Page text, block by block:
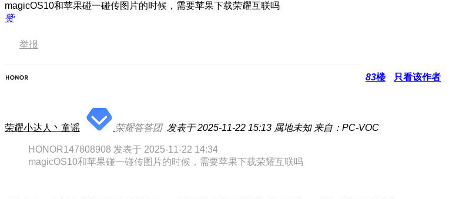
magicOS10和苹果碰一碰传图片的时候，需要苹果下载荣耀互联吗
赞
举报
83楼 只看该作者
荣耀小达人丶童谣 荣耀答答团 发表于 2025-11-22 15:13 属地未知 来自：PC-VOC
HONOR147808908 发表于 2025-11-22 14:34
magicOS10和苹果碰一碰传图片的时候，需要苹果下载荣耀互联吗